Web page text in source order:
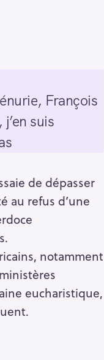
François
suis
de dépasser
au refus d’une
notamment
eucharistique,